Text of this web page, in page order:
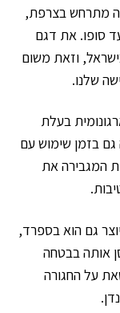
מתרחש בצרפת,
סופו. את דגם
בישראל, וזאת משום
בעלת
גם בזמן שימוש עם
המגבירה את
המיוצר גם הוא בספרד,
אותה בבטחה
על החגורה